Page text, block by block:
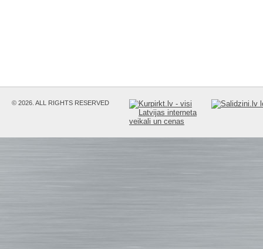
© 2026. ALL RIGHTS RESERVED